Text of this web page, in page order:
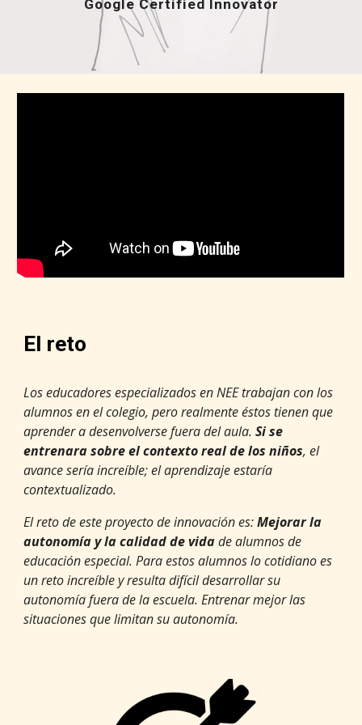
Google Certified Innovator
El reto
Los educadores especializados en NEE trabajan con los
alumnos en el colegio, pero realmente éstos tienen que
aprender a desenvolverse fuera del aula. Si se
entrenara sobre el contexto real de los niños, el
avance sería increíble; el aprendizaje estaría
contextualizado.
El reto de este proyecto de innovación es: Mejorar la
autonomía y la calidad de vida de alumnos de
educación especial. Para estos alumnos lo cotidiano es
un reto increíble y resulta difícil desarrollar su
autonomía fuera de la escuela. Entrenar mejor las
situaciones que limitan su autonomía.